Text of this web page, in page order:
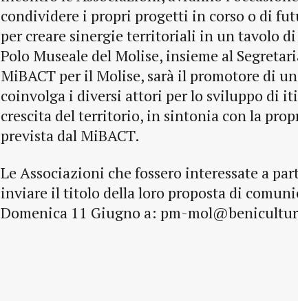
condividere i propri progetti in corso o di
per creare sinergie territoriali in un tavolo
Polo Museale del Molise, insieme al
MiBACT per il Molise, sarà il promotore di
coinvolga i diversi attori per lo sviluppo di
crescita del territorio, in sintonia con la
prevista dal MiBACT.
Le Associazioni che fossero interessate a
inviare il titolo della loro proposta di
Domenica 11 Giugno a: pm-